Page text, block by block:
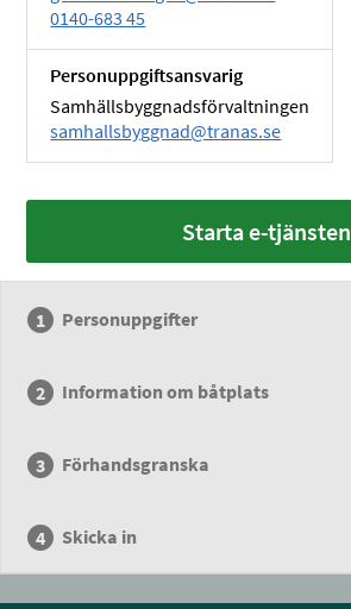
0140-683 45
Personuppgiftsansvarig
Samhällsbyggnadsförvaltningen
samhallsbyggnad@tranas.se
Starta e-tjänsten
Personuppgifter
Information om båtplats
Förhandsgranska
Skicka in